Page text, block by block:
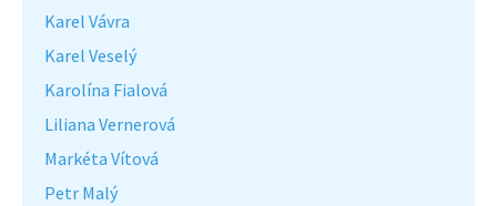
Karel Vávra
Karel Veselý
Karolína Fialová
Liliana Vernerová
Markéta Vítová
Petr Malý